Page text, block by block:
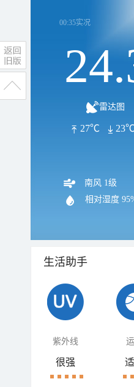
00:35实况
雷达图
27℃
南风 1级
相对湿度
生活助手
紫外线
很强